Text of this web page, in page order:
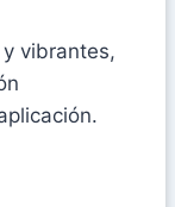
vibrantes,